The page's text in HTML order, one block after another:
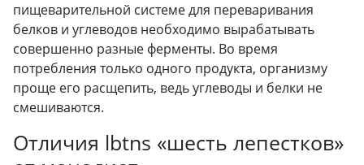
пищеварительной системе для переваривания
белков и углеводов необходимо вырабатывать
совершенно разные ферменты. Во время
потребления только одного продукта, организму
проще его расщепить, ведь углеводы и белки не
смешиваются.
Отличия lbtns «шесть лепестков»